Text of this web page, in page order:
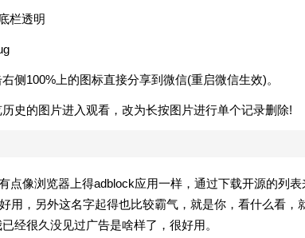
栏透明
侧100%上的图标直接分享到微信(重启微信生效)。
史的图片进入观看，改为长按图片进行单个记录删除!
点像浏览器上得adblock应用一样，通过下载开源的列
用，另外这名字起得也比较霸气，就是你，看什么看，
经很久没见过广告是啥样了，很好用。